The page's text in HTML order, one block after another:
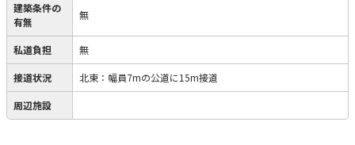
建築条件の
有無
無
私道負担 無
接道状況 北東：幅員7mの公道に15m接道
周辺施設